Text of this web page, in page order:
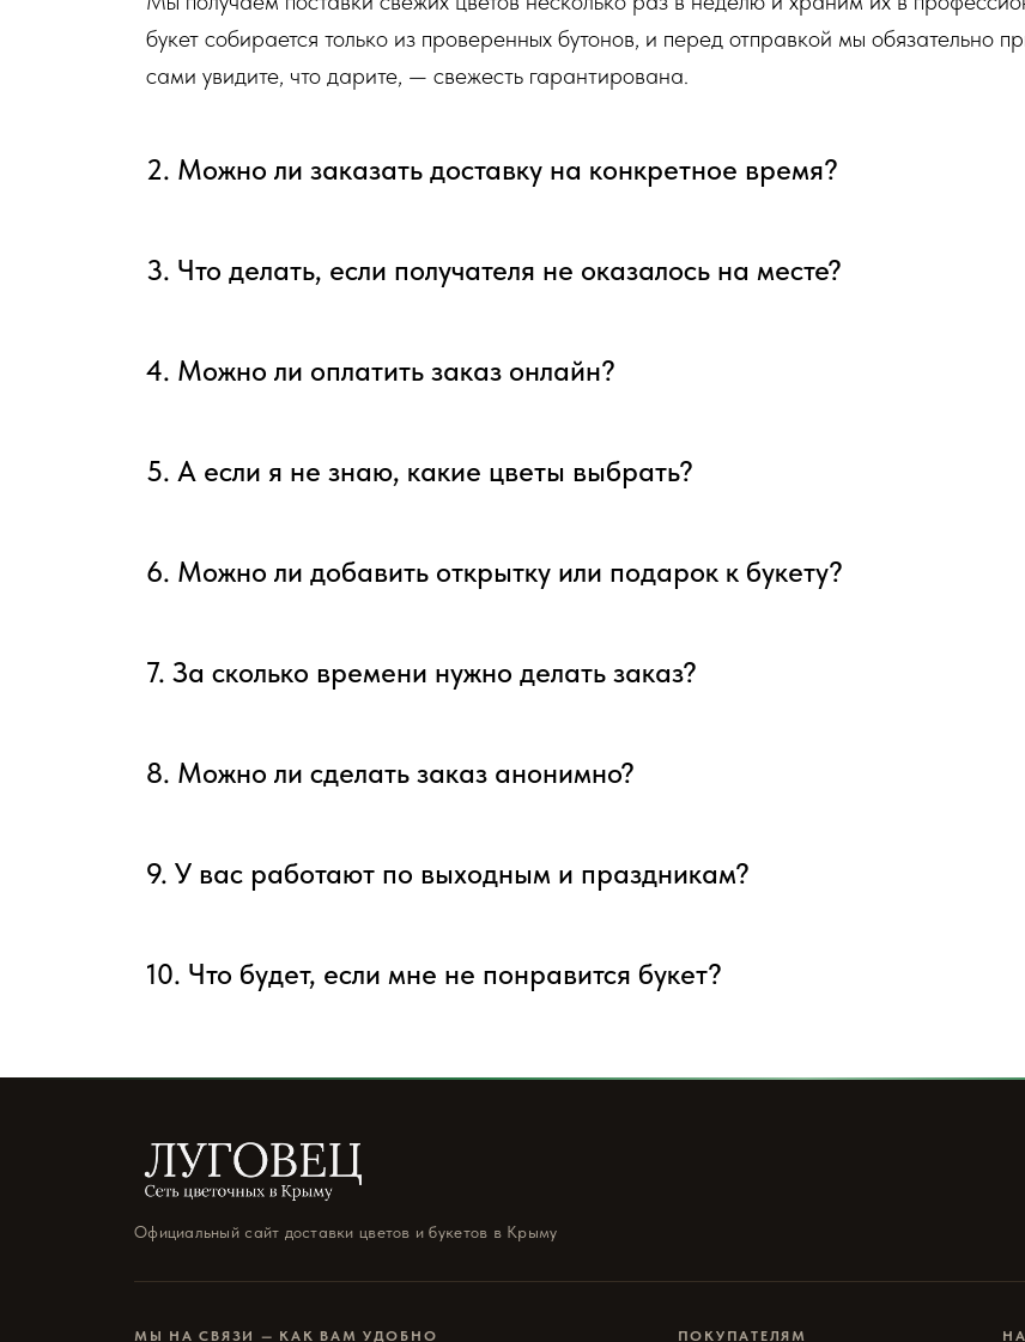
букет собирается только из проверенных бутонов, и перед отправкой мы обязательно
сами увидите, что дарите, — свежесть гарантирована.
2. Можно ли заказать доставку на конкретное время?
3. Что делать, если получателя не оказалось на месте?
4. Можно ли оплатить заказ онлайн?
5. А если я не знаю, какие цветы выбрать?
6. Можно ли добавить открытку или подарок к букету?
7. За сколько времени нужно делать заказ?
8. Можно ли сделать заказ анонимно?
9. У вас работают по выходным и праздникам?
10. Что будет, если мне не понравится букет?
Официальный сайт доставки цветов и букетов в Крыму
МЫ НА СВЯЗИ — КАК ВАМ УДОБНО ПОКУПАТЕЛЯМ